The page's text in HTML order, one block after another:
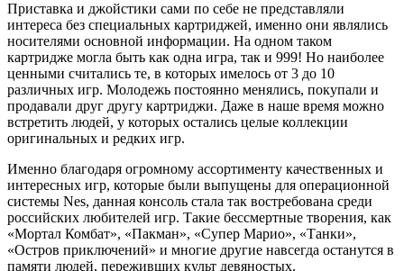
Приставка и джойстики сами по себе не представляли
интереса без специальных картриджей, именно они являлись
носителями основной информации. На одном таком
картридже могла быть как одна игра, так и 999! Но наиболее
ценными считались те, в которых имелось от 3 до 10
различных игр. Молодежь постоянно менялись, покупали и
продавали друг другу картриджи. Даже в наше время можно
встретить людей, у которых остались целые коллекции
оригинальных и редких игр.
Именно благодаря огромному ассортименту качественных и
интересных игр, которые были выпущены для операционной
системы Nes, данная консоль стала так востребована среди
российских любителей игр. Такие бессмертные творения, как
«Мортал Комбат», «Пакман», «Супер Марио», «Танки»,
«Остров приключений» и многие другие навсегда останутся в
памяти людей, переживших культ девяностых.